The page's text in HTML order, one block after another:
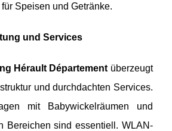
Speisen und Getränke.
und Services
Hérault Département überzeugt
und durchdachten Services.
mit Babywickelräumen und
Bereichen sind essentiell. WLAN-